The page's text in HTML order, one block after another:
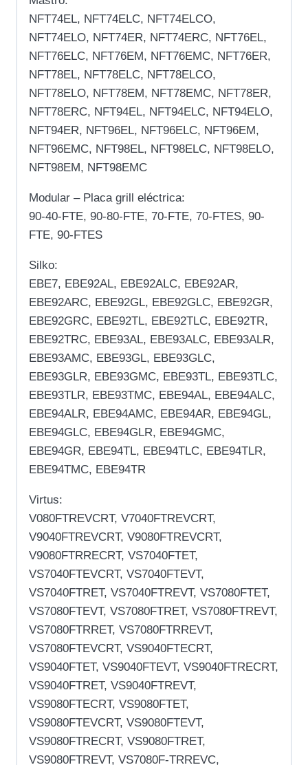
NFT74EL, NFT74ELC, NFT74ELCO,
NFT74ELO, NFT74ER, NFT74ERC, NFT76EL,
NFT76ELC, NFT76EM, NFT76EMC, NFT76ER,
NFT78EL, NFT78ELC, NFT78ELCO,
NFT78ELO, NFT78EM, NFT78EMC, NFT78ER,
NFT78ERC, NFT94EL, NFT94ELC, NFT94ELO,
NFT94ER, NFT96EL, NFT96ELC, NFT96EM,
NFT96EMC, NFT98EL, NFT98ELC, NFT98ELO,
NFT98EM, NFT98EMC
Modular – Placa grill eléctrica:
90-40-FTE, 90-80-FTE, 70-FTE, 70-FTES, 90-
FTE, 90-FTES
Silko:
EBE7, EBE92AL, EBE92ALC, EBE92AR,
EBE92ARC, EBE92GL, EBE92GLC, EBE92GR,
EBE92GRC, EBE92TL, EBE92TLC, EBE92TR,
EBE92TRC, EBE93AL, EBE93ALC, EBE93ALR,
EBE93AMC, EBE93GL, EBE93GLC,
EBE93GLR, EBE93GMC, EBE93TL, EBE93TLC,
EBE93TLR, EBE93TMC, EBE94AL, EBE94ALC,
EBE94ALR, EBE94AMC, EBE94AR, EBE94GL,
EBE94GLC, EBE94GLR, EBE94GMC,
EBE94GR, EBE94TL, EBE94TLC, EBE94TLR,
EBE94TMC, EBE94TR
Virtus:
V080FTREVCRT, V7040FTREVCRT,
V9040FTREVCRT, V9080FTREVCRT,
V9080FTRRECRT, VS7040FTET,
VS7040FTEVCRT, VS7040FTEVT,
VS7040FTRET, VS7040FTREVT, VS7080FTET,
VS7080FTEVT, VS7080FTRET, VS7080FTREVT,
VS7080FTRRET, VS7080FTRREVT,
VS7080FTEVCRT, VS9040FTECRT,
VS9040FTET, VS9040FTEVT, VS9040FTRECRT,
VS9040FTRET, VS9040FTREVT,
VS9080FTECRT, VS9080FTET,
VS9080FTEVCRT, VS9080FTEVT,
VS9080FTRECRT, VS9080FTRET,
VS9080FTREVT, VS7080F-TRREVC,